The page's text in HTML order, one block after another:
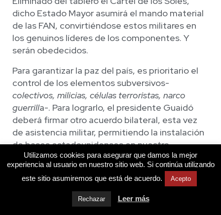
dicho Estado Mayor asumirá el mando material
de las FAN, convirtiéndose estos militares en
los genuinos líderes de los componentes. Y
serán obedecidos.
Para garantizar la paz del país, es prioritario el
control de los elementos subversivos-
colectivos, milicias, células terroristas, narco
guerrilla-. Para lograrlo, el presidente Guaidó
deberá firmar otro acuerdo bilateral, esta vez
de asistencia militar, permitiendo la instalación
de bases estadounidenses en nuestro
territorio:Plan Venezuela. Tal y como funcionó
con elPlan Colombia, la medida nos
proporcionará asistencia militar permanente,
facilitando así el trabajo ulterior de la DEA y
dándole fuerza a nuestros militares para
Utilizamos cookies para asegurar que damos la mejor
experiencia al usuario en nuestro sitio web. Si continúa utilizando
este sitio asumiremos que está de acuerdo.
Acepto
Rechazar Leer más